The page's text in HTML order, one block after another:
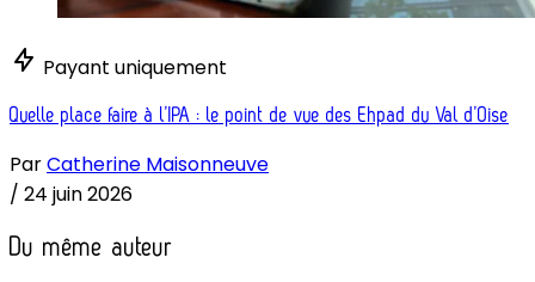
Payant uniquement
Quelle place faire à l’IPA : le point de vue des Ehpad du Val d’Oise
ParCatherine Maisonneuve
/ 24 juin 2026
Du même auteur